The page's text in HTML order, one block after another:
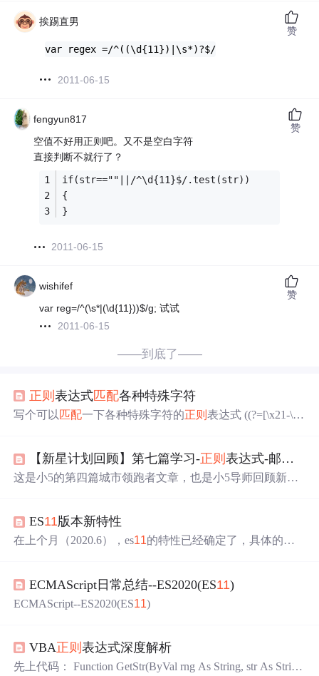
挨踢直男
var regex =/^((\d{11})|\s*)?$/
2011-06-15
赞
fengyun817
空值不好用正则吧。又不是空白字符
直接判断不就行了？
if(str==""||/^\d{11}$/.test(str))
{
}
2011-06-15
赞
wishifef
var reg=/^(\s*|(\d{11}))$/g; 试试
2011-06-15
赞
——到底了——
正则表达式匹配各种特殊字符
写个可以 匹配一下各种特殊字符的正则表达式 ((?=[\x21-\x7
_-+=<>?:"{}|,./;’\[]·！@#￥%……&*（）——-+={}|
《》？：“”【】、；‘’，。、]/im; if (!patrn.test(str)) {// 如果
【新星计划回顾】第七篇学习-正则表达式-邮箱、手机、IP地址
这是小5的第四篇城市领跑者文章，也是小5导师回顾新星
ES11版本新特性
在上个月（2020.6），es11的特性已经确定了，具体的提
^53-1，这是由js存储数字的方式决定的，我们可以用Numb
er.isSafeInteger()来判断某个数是否在这个范围内，上下边
出了新的数据...
ECMAScript日常总结--ES2020(ES11)
ECMAScript--ES2020(ES11)
VBA正则表达式深度解析
先上代码： Function GetStr(ByVal rng As String, str As Strin